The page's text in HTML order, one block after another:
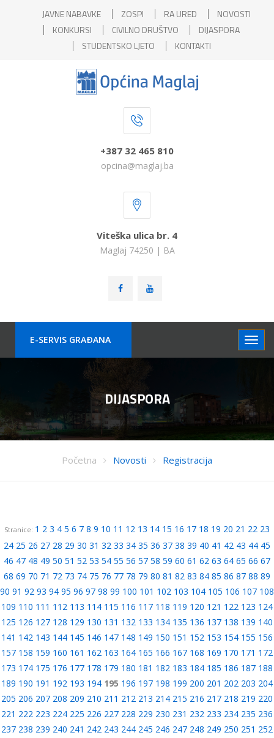
JAVNE NABAVKE ZOSPI RA URED
NOVOSTI
KONKURSI
CIVILNO DRUŠTVO
DIJASPORA
STUDENTSKO LJETO
KONTAKTI
+387 32 465 810
opcina@maglaj.ba
Viteška ulica br. 4
Maglaj 74250 | BA
E-SERVIS GRAÐANA
DIJASPORA
Početna Novosti Registracija
Stranice: 1 2 3 4 5 6 7 8 9 10 11 12 13 14 15 16 17 18 19 20 21 22 23
24 25 26 27 28 29 30 31 32 33 34 35 36 37 38 39 40 41 42 43 44 45
46 47 48 49 50 51 52 53 54 55 56 57 58 59 60 61 62 63 64 65 66 67
68 69 70 71 72 73 74 75 76 77 78 79 80 81 82 83 84 85 86 87 88 89
90 91 92 93 94 95 96 97 98 99 100 101 102 103 104 105 106 107 108
109 110 111 112 113 114 115 116 117 118 119 120 121 122 123 124
125 126 127 128 129 130 131 132 133 134 135 136 137 138 139 140
141 142 143 144 145 146 147 148 149 150 151 152 153 154 155 156
157 158 159 160 161 162 163 164 165 166 167 168 169 170 171 172
173 174 175 176 177 178 179 180 181 182 183 184 185 186 187 188
189 190 191 192 193 194 195 196 197 198 199 200 201 202 203 204
205 206 207 208 209 210 211 212 213 214 215 216 217 218 219 220
221 222 223 224 225 226 227 228 229 230 231 232 233 234 235 236
237 238 239 240 241 242 243 244 245 246 247 248 249 250 251 252